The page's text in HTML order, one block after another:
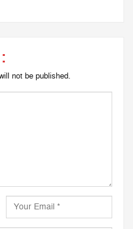
not be published.